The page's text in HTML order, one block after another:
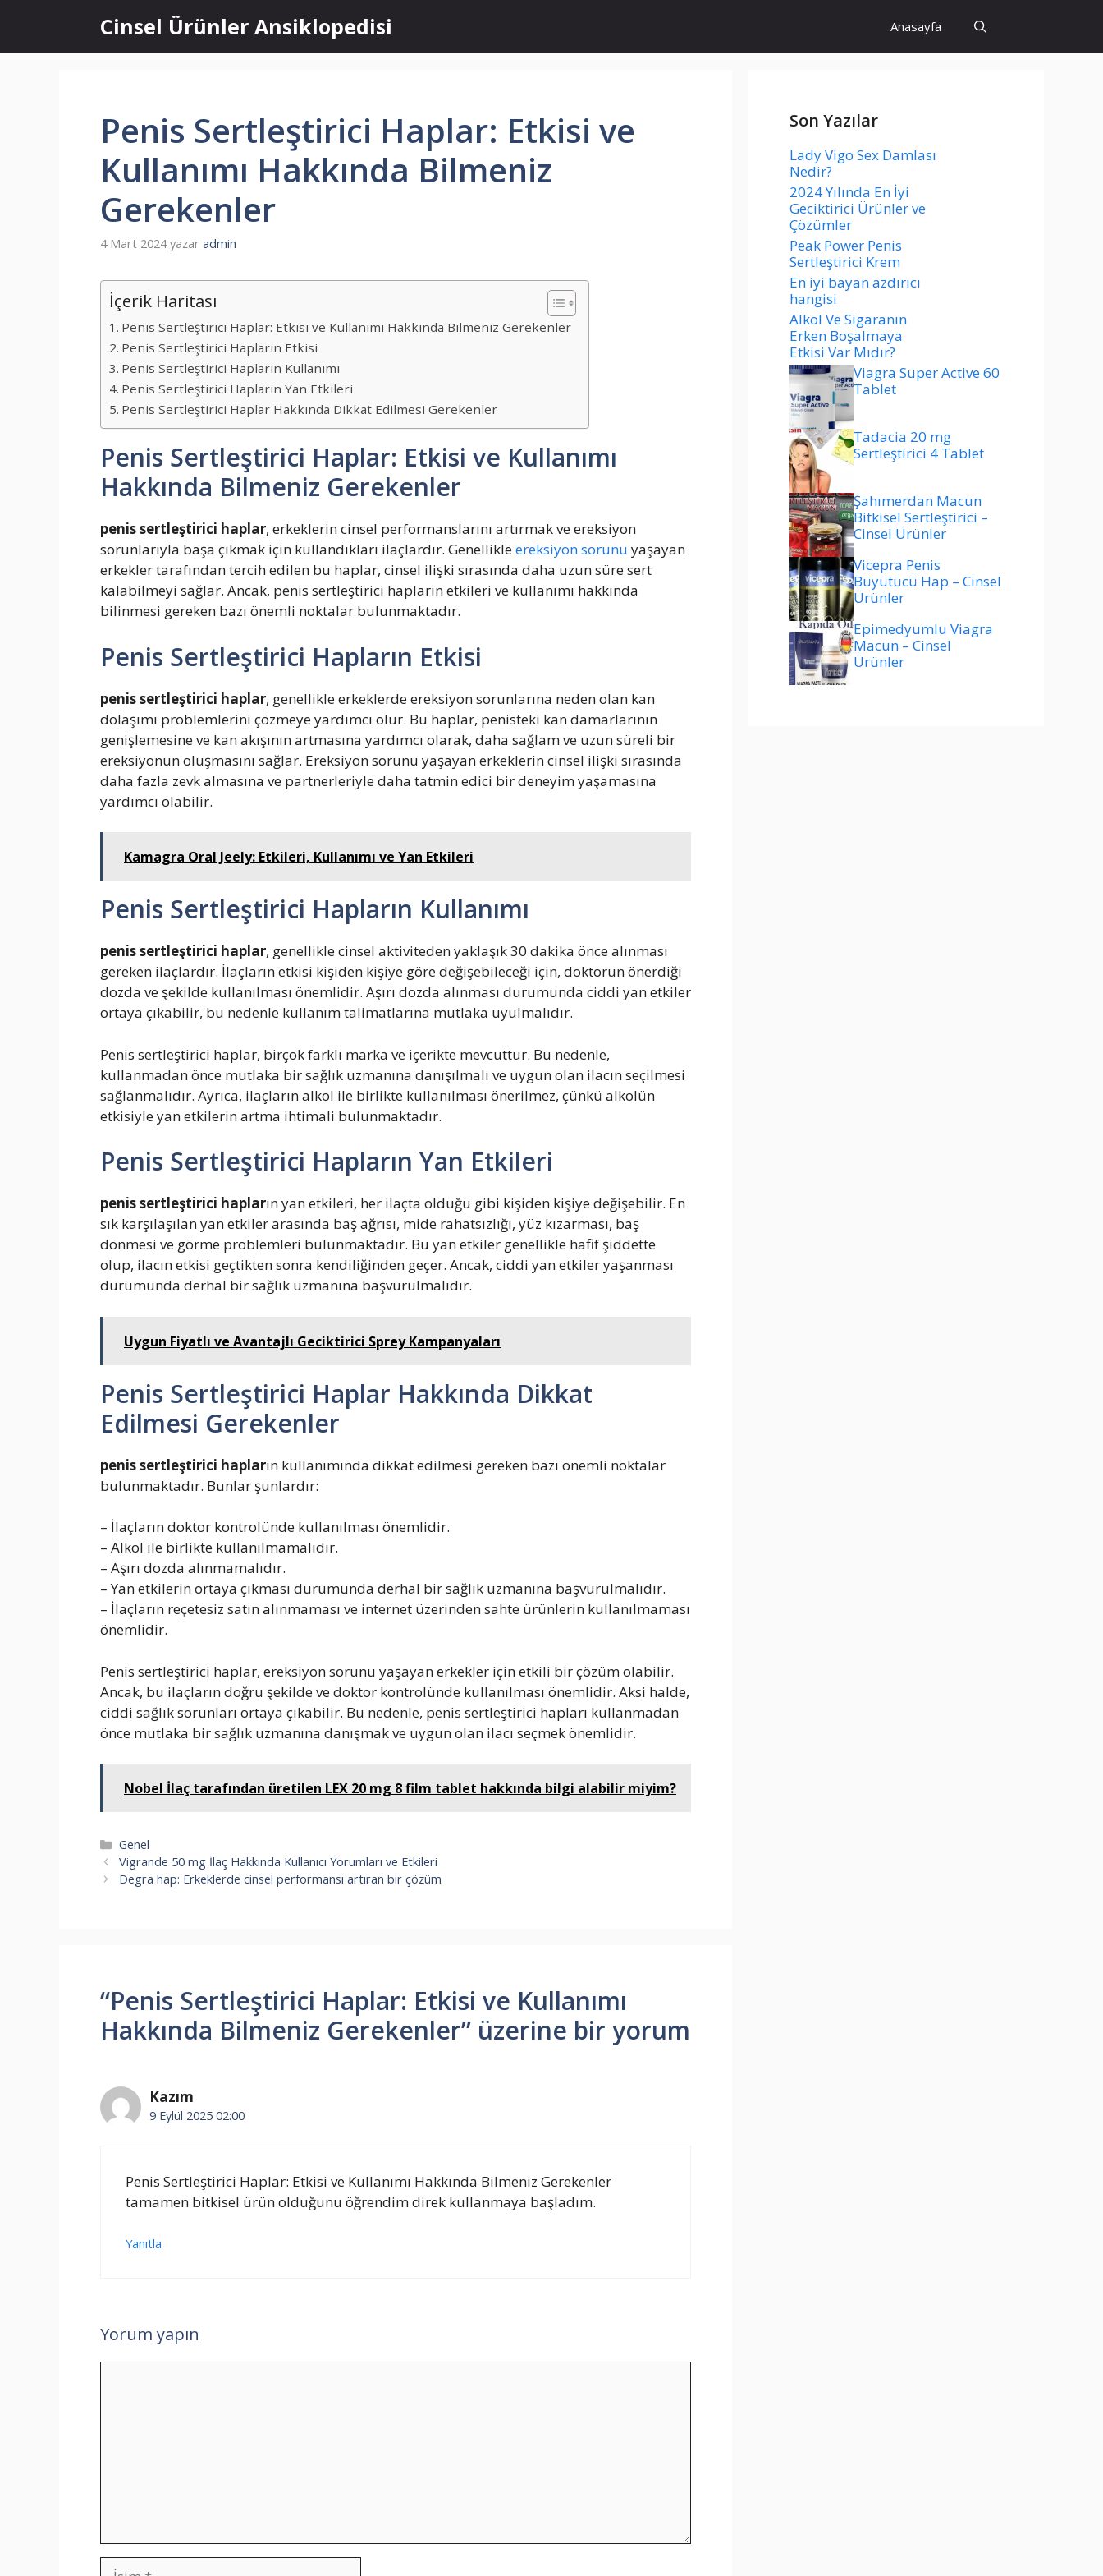
Cinsel Ürünler Ansiklopedisi Anasayfa
Penis Sertleştirici Haplar: Etkisi ve
Kullanımı Hakkında Bilmeniz
Gerekenler
4 Mart 2024 yazar admin
İçerik Haritası
Penis Sertleştirici Haplar: Etkisi ve Kullanımı Hakkında Bilmeniz Gerekenler
Penis Sertleştirici Hapların Etkisi
Penis Sertleştirici Hapların Kullanımı
Penis Sertleştirici Hapların Yan Etkileri
Penis Sertleştirici Haplar Hakkında Dikkat Edilmesi Gerekenler
Penis Sertleştirici Haplar: Etkisi ve Kullanımı
Hakkında Bilmeniz Gerekenler
penis sertleştirici haplar, erkeklerin cinsel performanslarını artırmak ve ereksiyon
sorunlarıyla başa çıkmak için kullandıkları ilaçlardır. Genellikleereksiyon sorunu yaşayan
erkekler tarafından tercih edilen bu haplar, cinsel ilişki sırasında daha uzun süre sert
kalabilmeyi sağlar. Ancak, penis sertleştirici hapların etkileri ve kullanımı hakkında
bilinmesi gereken bazı önemli noktalar bulunmaktadır.
Penis Sertleştirici Hapların Etkisi
penis sertleştirici haplar, genellikle erkeklerde ereksiyon sorunlarına neden olan kan
dolaşımı problemlerini çözmeye yardımcı olur. Bu haplar, penisteki kan damarlarının
genişlemesine ve kan akışının artmasına yardımcı olarak, daha sağlam ve uzun süreli bir
ereksiyonun oluşmasını sağlar. Ereksiyon sorunu yaşayan erkeklerin cinsel ilişki sırasında
daha fazla zevk almasına ve partnerleriyle daha tatmin edici bir deneyim yaşamasına
yardımcı olabilir.
Kamagra Oral Jeely: Etkileri, Kullanımı ve Yan Etkileri
Penis Sertleştirici Hapların Kullanımı
penis sertleştirici haplar, genellikle cinsel aktiviteden yaklaşık 30 dakika önce alınması
gereken ilaçlardır. İlaçların etkisi kişiden kişiye göre değişebileceği için, doktorun önerdiği
dozda ve şekilde kullanılması önemlidir. Aşırı dozda alınması durumunda ciddi yan etkiler
ortaya çıkabilir, bu nedenle kullanım talimatlarına mutlaka uyulmalıdır.
Penis sertleştirici haplar, birçok farklı marka ve içerikte mevcuttur. Bu nedenle,
kullanmadan önce mutlaka bir sağlık uzmanına danışılmalı ve uygun olan ilacın seçilmesi
sağlanmalıdır. Ayrıca, ilaçların alkol ile birlikte kullanılması önerilmez, çünkü alkolün
etkisiyle yan etkilerin artma ihtimali bulunmaktadır.
Penis Sertleştirici Hapların Yan Etkileri
penis sertleştirici hapların yan etkileri, her ilaçta olduğu gibi kişiden kişiye değişebilir. En
sık karşılaşılan yan etkiler arasında baş ağrısı, mide rahatsızlığı, yüz kızarması, baş
dönmesi ve görme problemleri bulunmaktadır. Bu yan etkiler genellikle hafif şiddette
olup, ilacın etkisi geçtikten sonra kendiliğinden geçer. Ancak, ciddi yan etkiler yaşanması
durumunda derhal bir sağlık uzmanına başvurulmalıdır.
Uygun Fiyatlı ve Avantajlı Geciktirici Sprey Kampanyaları
Penis Sertleştirici Haplar Hakkında Dikkat
Edilmesi Gerekenler
penis sertleştirici hapların kullanımında dikkat edilmesi gereken bazı önemli noktalar
bulunmaktadır. Bunlar şunlardır:
– İlaçların doktor kontrolünde kullanılması önemlidir.
– Alkol ile birlikte kullanılmamalıdır.
– Aşırı dozda alınmamalıdır.
– Yan etkilerin ortaya çıkması durumunda derhal bir sağlık uzmanına başvurulmalıdır.
– İlaçların reçetesiz satın alınmaması ve internet üzerinden sahte ürünlerin kullanılmaması
önemlidir.
Penis sertleştirici haplar, ereksiyon sorunu yaşayan erkekler için etkili bir çözüm olabilir.
Ancak, bu ilaçların doğru şekilde ve doktor kontrolünde kullanılması önemlidir. Aksi halde,
ciddi sağlık sorunları ortaya çıkabilir. Bu nedenle, penis sertleştirici hapları kullanmadan
önce mutlaka bir sağlık uzmanına danışmak ve uygun olan ilacı seçmek önemlidir.
Nobel İlaç tarafından üretilen LEX 20 mg 8 film tablet hakkında bilgi alabilir miyim?
Kategoriler
Genel
Vigrande 50 mg İlaç Hakkında Kullanıcı Yorumları ve Etkileri
Degra hap: Erkeklerde cinsel performansı artıran bir çözüm
“Penis Sertleştirici Haplar: Etkisi ve Kullanımı
Hakkında Bilmeniz Gerekenler” üzerine bir yorum
Kazım
9 Eylül 2025 02:00
Penis Sertleştirici Haplar: Etkisi ve Kullanımı Hakkında Bilmeniz Gerekenler
tamamen bitkisel ürün olduğunu öğrendim direk kullanmaya başladım.
Yanıtla
Yorum yapın
İsim
Son Yazılar
Lady Vigo Sex Damlası
Nedir?
2024 Yılında En İyi
Geciktirici Ürünler ve
Çözümler
Peak Power Penis
Sertleştirici Krem
En iyi bayan azdırıcı
hangisi
Alkol Ve Sigaranın
Erken Boşalmaya
Etkisi Var Mıdır?
Viagra Super Active 60
Tablet
Tadacia 20 mg
Sertleştirici 4 Tablet
Şahımerdan Macun
Bitkisel Sertleştirici –
Cinsel Ürünler
Vicepra Penis
Büyütücü Hap – Cinsel
Ürünler
Epimedyumlu Viagra
Macun – Cinsel
Ürünler